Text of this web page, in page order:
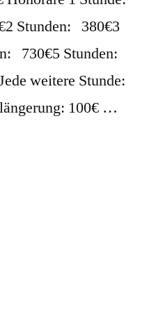
Stunden: 380€3
730€5 Stunden:
weitere Stunde:
100€ …